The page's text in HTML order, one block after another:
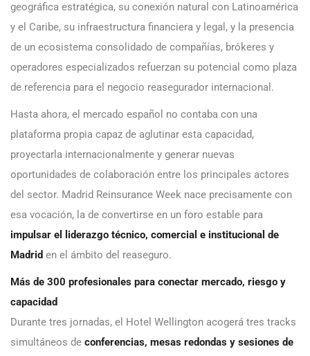
geográfica estratégica, su conexión natural con Latinoamérica
y el Caribe, su infraestructura financiera y legal, y la presencia
de un ecosistema consolidado de compañías, brókeres y
operadores especializados refuerzan su potencial como plaza
de referencia para el negocio reasegurador internacional.
Hasta ahora, el mercado español no contaba con una
plataforma propia capaz de aglutinar esta capacidad,
proyectarla internacionalmente y generar nuevas
oportunidades de colaboración entre los principales actores
del sector. Madrid Reinsurance Week nace precisamente con
esa vocación, la de convertirse en un foro estable para
impulsar el liderazgo técnico, comercial e institucional de
Madrid en el ámbito del reaseguro.
Más de 300 profesionales para conectar mercado, riesgo y
capacidad
Durante tres jornadas, el Hotel Wellington acogerá tres tracks
simultáneos de conferencias, mesas redondas y sesiones de